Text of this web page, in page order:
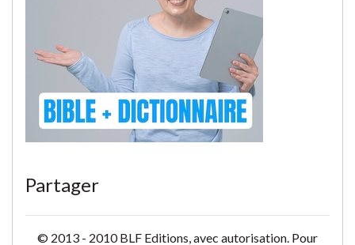
Partager
© 2013 - 2010 BLF Editions, avec autorisation. Pour